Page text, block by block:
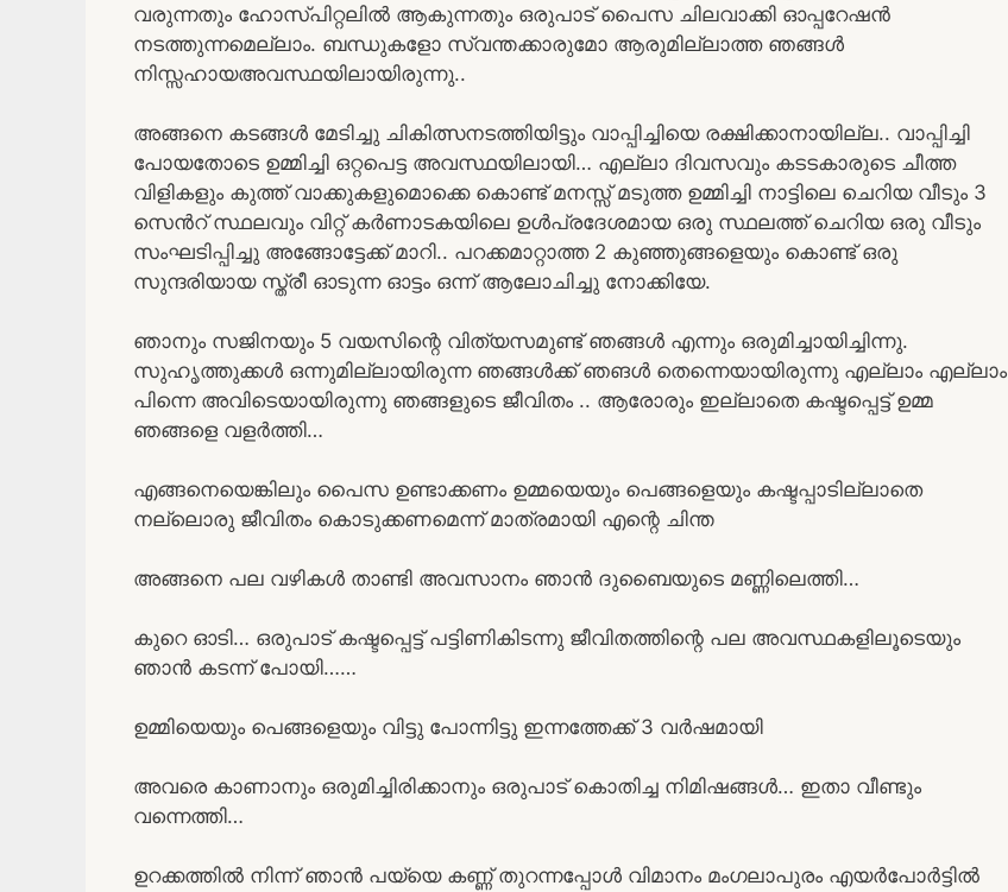
വരുന്നതും ഹോസ്പിറ്റലിൽ ആകുന്നതും ഒരുപാട് പൈസ ചിലവാക്കി ഓപ്പറേഷൻ
നടത്തുന്നമെല്ലാം. ബന്ധുകളോ സ്വന്തക്കാരുമോ ആരുമില്ലാത്ത ഞങ്ങൾ
നിസ്സഹായഅവസ്ഥയിലായിരുന്നു..
അങ്ങനെ കടങ്ങൾ മേടിച്ചു ചികിത്സനടത്തിയിട്ടും വാപ്പിച്ചിയെ രക്ഷിക്കാനായില്ല.. വാപ്പിച്ചി
പോയതോടെ ഉമ്മിച്ചി ഒറ്റപെട്ട അവസ്ഥയിലായി… എല്ലാ ദിവസവും കടടകാരുടെ ചീത്ത
വിളികളും കുത്ത് വാക്കുകളുമൊക്കെ കൊണ്ട് മനസ്സ് മടുത്ത ഉമ്മിച്ചി നാട്ടിലെ ചെറിയ വീടും 3
സെൻറ് സ്ഥലവും വിറ്റ് കർണാടകയിലെ ഉൾപ്രദേശമായ ഒരു സ്ഥലത്ത് ചെറിയ ഒരു വീടും
സംഘടിപ്പിച്ചു അങ്ങോട്ടേക്ക് മാറി.. പറക്കമാറ്റാത്ത 2 കുഞ്ഞുങ്ങളെയും കൊണ്ട് ഒരു
സുന്ദരിയായ സ്ത്രീ ഓടുന്ന ഓട്ടം ഒന്ന് ആലോചിച്ചു നോക്കിയേ.
ഞാനും സജിനയും 5 വയസിന്റെ വിത്യസമുണ്ട് ഞങ്ങൾ എന്നും ഒരുമിച്ചായിച്ചിന്നു.
സുഹൃത്തുക്കൾ ഒന്നുമില്ലായിരുന്ന ഞങ്ങൾക്ക് ഞങൾ തെന്നെയായിരുന്നു എല്ലാം എല്ലാം
പിന്നെ അവിടെയായിരുന്നു ഞങ്ങളുടെ ജീവിതം .. ആരോരും ഇല്ലാതെ കഷ്ടപ്പെട്ട് ഉമ്മ
ഞങ്ങളെ വളർത്തി…
എങ്ങനെയെങ്കിലും പൈസ ഉണ്ടാക്കണം ഉമ്മയെയും പെങ്ങളെയും കഷ്ടപ്പാടില്ലാതെ
നല്ലൊരു ജീവിതം കൊടുക്കണമെന്ന് മാത്രമായി എന്റെ ചിന്ത
അങ്ങനെ പല വഴികൾ താണ്ടി അവസാനം ഞാൻ ദുബൈയുടെ മണ്ണിലെത്തി…
കുറെ ഓടി… ഒരുപാട് കഷ്ടപ്പെട്ട് പട്ടിണികിടന്നു ജീവിതത്തിന്റെ പല അവസ്ഥകളിലൂടെയും
ഞാൻ കടന്ന് പോയി……
ഉമ്മിയെയും പെങ്ങളെയും വിട്ടു പോന്നിട്ടു ഇന്നത്തേക്ക് 3 വർഷമായി
അവരെ കാണാനും ഒരുമിച്ചിരിക്കാനും ഒരുപാട് കൊതിച്ച നിമിഷങ്ങൾ… ഇതാ വീണ്ടും
വന്നെത്തി…
ഉറക്കത്തിൽ നിന്ന് ഞാൻ പയ്യെ കണ്ണ് തുറന്നപ്പോൾ വിമാനം മംഗലാപുരം എയർപോർട്ടിൽ